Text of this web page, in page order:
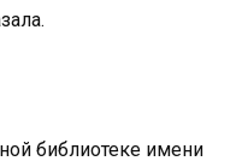
библиотеке имени